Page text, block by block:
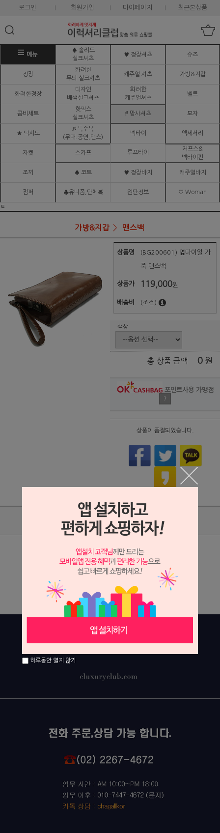
로그인 회원가입 마이페이지 최근본상품
메뉴
♠ 솔리드
실크셔츠
♥ 정장셔츠 슈즈
정장
화려한
무늬 실크셔츠
캐주얼 셔츠 가방&지갑
화려한정장
디자인
배색실크셔츠
화려한
캐주얼셔츠
벨트
콤비세트
핫픽스
실크셔츠
# 망사셔츠 모자
★ 턱시도
♬ 특수복
(무대.공연,댄스)
넥타이 액세서리
자켓 스카프 루프타이
커프스&
넥타이핀
조끼 ♠ 코트 ♥ 정장바지 캐주얼바지
점퍼 ♣유니폼,단체복 원단정보 ♡ Woman
ㅌ
가방&지갑 맨스백
상품명 (BG200601) 옆다이얼 가
죽 맨스백
상품가 119,000원
배송비 (조건)
색상
총 상품 금액 0 원
포인트사용 가맹점
?
상품이 품절되었습니다.
상품리뷰
상세정보 새창 열기
상세 정보를 확대해 보실 수 있습니다.
하루동안 열지 않기